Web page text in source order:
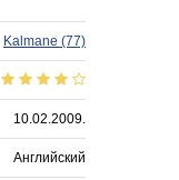
Kalmane (77)
10.02.2009.
Английский